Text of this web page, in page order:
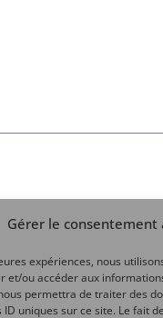
Gérer le consentement
expériences, nous
et/ou accéder aux
permettra de traiter des
uniques sur ce site. Le fait